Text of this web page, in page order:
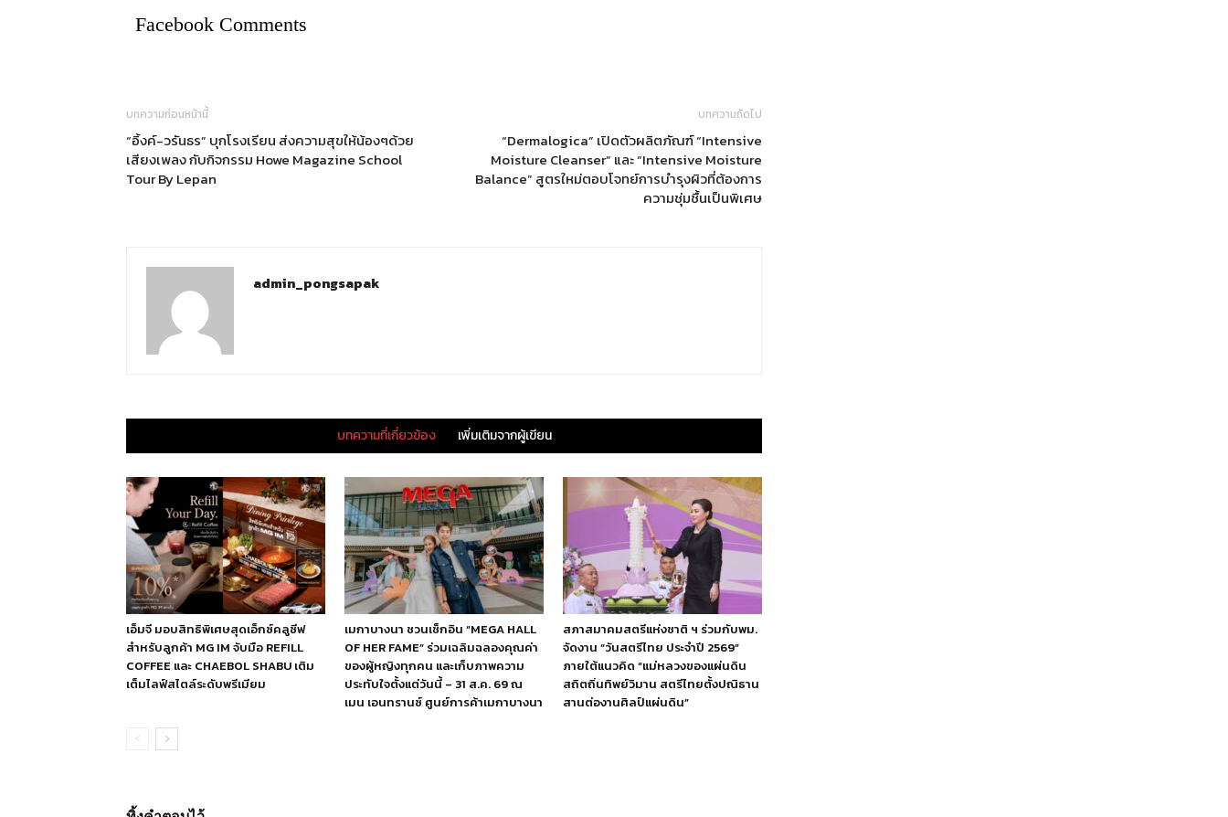
Facebook Comments
บทความก่อนหน้านี้
“อิ้งค์-วรันธร” บุกโรงเรียน ส่งความสุขให้น้องๆด้วย
เสียงเพลง กับกิจกรรม Howe Magazine School
Tour By Lepan
บทความถัดไป
“Dermalogica” เปิดตัวผลิตภัณฑ์ “Intensive
Moisture Cleanser” และ “Intensive Moisture
Balance” สูตรใหม่ตอบโจทย์การบำรุงผิวที่ต้องการ
ความชุ่มชื้นเป็นพิเศษ
admin_pongsapak
บทความที่เกี่ยวข้อง เพิ่มเติมจากผู้เขียน
เอ็มจี มอบสิทธิพิเศษสุดเอ็กซ์คลูซีฟ
สำหรับลูกค้า MG IM จับมือ REFILL
COFFEE และ CHAEBOL SHABU เติม
เต็มไลฟ์สไตล์ระดับพรีเมียม
เมกาบางนา ชวนเช็กอิน “MEGA HALL
OF HER FAME” ร่วมเฉลิมฉลองคุณค่า
ของผู้หญิงทุกคน และเก็บภาพความ
ประทับใจตั้งแต่วันนี้ – 31 ส.ค. 69 ณ
เมน เอนทรานซ์ ศูนย์การค้าเมกาบางนา
สภาสมาคมสตรีแห่งชาติ ฯ ร่วมกับพม.
จัดงาน “วันสตรีไทย ประจำปี 2569”
ภายใต้แนวคิด “แม่หลวงของแผ่นดิน
สถิตถิ่นทิพย์วิมาน สตรีไทยตั้งปณิธาน
สานต่องานศิลป์แผ่นดิน”